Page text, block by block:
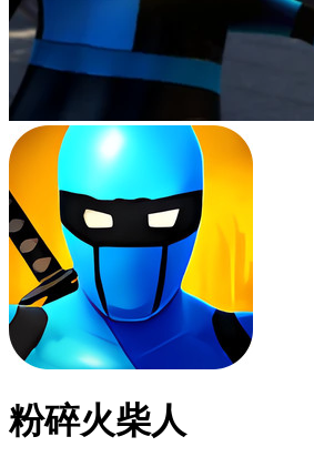
粉碎火柴人